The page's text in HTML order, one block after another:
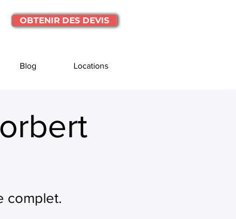
OBTENIR DES DEVIS
Blog Locations
complet.